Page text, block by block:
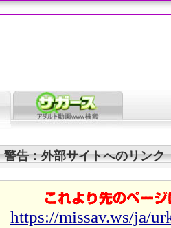
警告：外部サイトへのリンク
https://missav.ws/ja/